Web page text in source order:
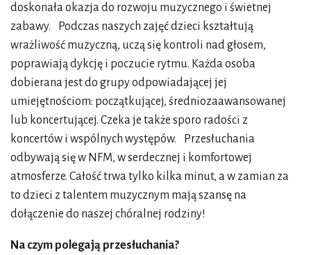
doskonała okazja do rozwoju muzycznego i świetnej
zabawy. Podczas naszych zajęć dzieci kształtują
wrażliwość muzyczną, uczą się kontroli nad głosem,
poprawiają dykcję i poczucie rytmu. Każda osoba
dobierana jest do grupy odpowiadającej jej
umiejętnościom: początkującej, średniozaawansowanej
lub koncertującej. Czeka je także sporo radości z
koncertów i wspólnych występów. Przesłuchania
odbywają się w NFM, w serdecznej i komfortowej
atmosferze. Całość trwa tylko kilka minut, a w zamian za
to dzieci z talentem muzycznym mają szansę na
dołączenie do naszej chóralnej rodziny!
Na czym polegają przesłuchania?